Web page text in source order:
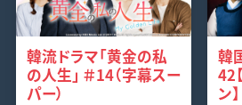
韓流ドラマ「黄金の私
の人生」 ＃14（字幕スー
パー）
韓
42
ン